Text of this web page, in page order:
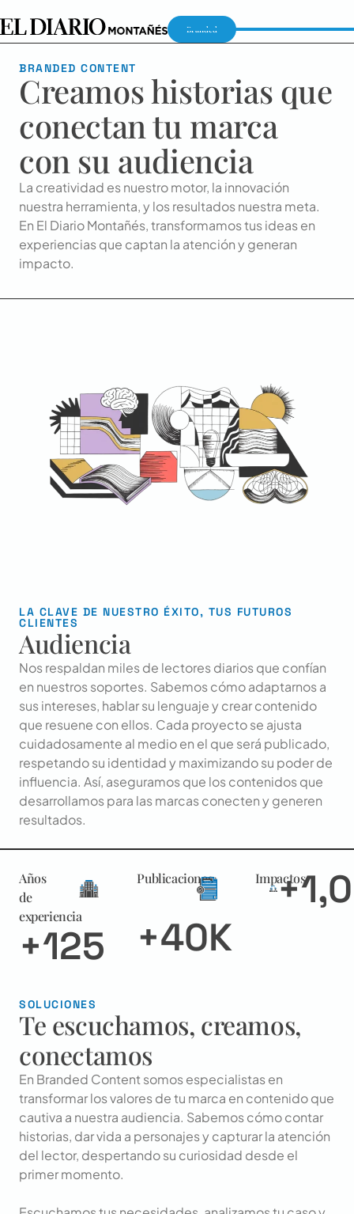
Branded
BRANDED CONTENT
Creamos historias que
conectan tu marca
con su audiencia
La creatividad es nuestro motor, la innovación
nuestra herramienta, y los resultados nuestra meta.
En El Diario Montañés, transformamos tus ideas en
experiencias que captan la atención y generan
impacto.
LA CLAVE DE NUESTRO ÉXITO, TUS FUTUROS
CLIENTES
Audiencia
Nos respaldan miles de lectores diarios que confían
en nuestros soportes. Sabemos cómo adaptarnos a
sus intereses, hablar su lenguaje y crear contenido
que resuene con ellos. Cada proyecto se ajusta
cuidadosamente al medio en el que será publicado,
respetando su identidad y maximizando su poder de
influencia. Así, aseguramos que los contenidos que
desarrollamos para las marcas conecten y generen
resultados.
Años
de
experiencia
+125
Publicaciones
+40K
Impactos
+
SOLUCIONES
Te escuchamos, creamos,
conectamos
En Branded Content somos especialistas en
transformar los valores de tu marca en contenido que
cautiva a nuestra audiencia. Sabemos cómo contar
historias, dar vida a personajes y capturar la atención
del lector, despertando su curiosidad desde el
primer momento.